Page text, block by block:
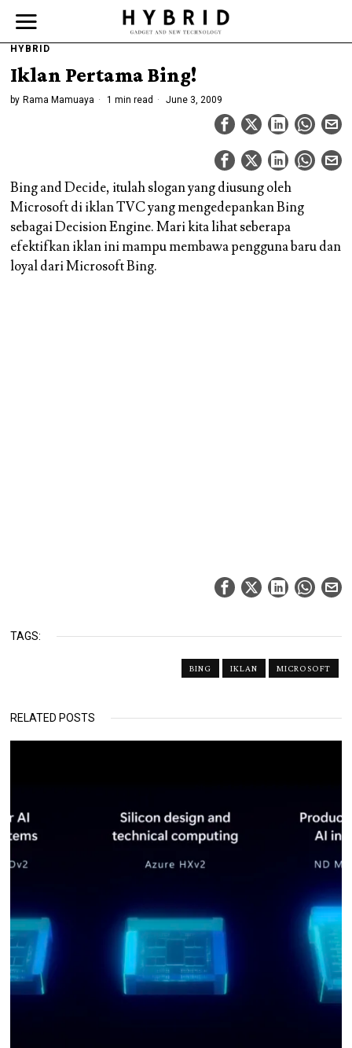
HYBRID
Iklan Pertama Bing!
by Rama Mamuaya 1 min read June 3, 2009
Bing and Decide, itulah slogan yang diusung oleh
Microsoft di iklan TVC yang mengedepankan Bing
sebagai Decision Engine. Mari kita lihat seberapa
efektifkan iklan ini mampu membawa pengguna baru dan
loyal dari Microsoft Bing.
TAGS:
BING IKLAN MICROSOFT
RELATED POSTS